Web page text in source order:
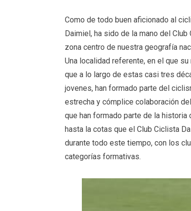
Como de todo buen aficionado al
Daimiel, ha sido de la mano del
zona centro de nuestra geografía
Una localidad referente, en el que
que a lo largo de estas casi tres
jovenes, han formado parte del
estrecha y cómplice colaboración
que han formado parte de la
hasta la cotas que el Club Ciclista
durante todo este tiempo, con los
categorías formativas.